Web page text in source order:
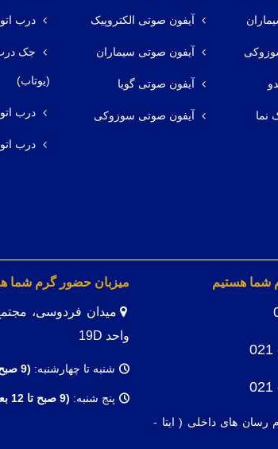
نما
آیفون صوتی الکتروپیک
آیفون صوتی سیماران
آیفون صوتی گویا
آیفون صوتی سوزوکی
درب
جک درب
(یوتاب)
درب
درب
شما هستیم
رسان های داخلی ( ایتا -
میزبان حضور گرم شما
واحد 19D
شنبه تا چهارشنبه: (9 صبح تا 4
پنج شنبه: (9 صبح تا 12 بعدازظهر)